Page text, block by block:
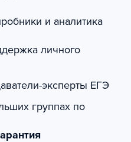
и аналитика
личного
эксперты ЕГЭ
группах по